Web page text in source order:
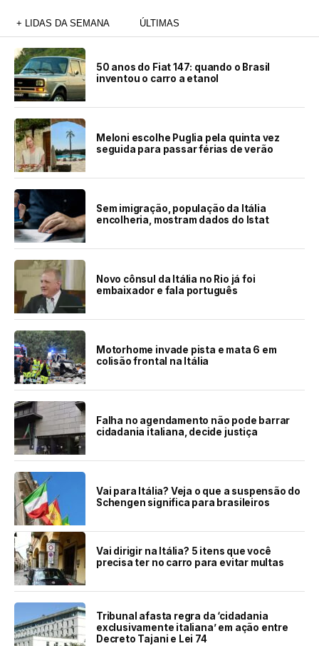
+ LIDAS DA SEMANA ÚLTIMAS
50 anos do Fiat 147: quando o Brasil
inventou o carro a etanol
Meloni escolhe Puglia pela quinta vez
seguida para passar férias de verão
Sem imigração, população da Itália
encolheria, mostram dados do Istat
Novo cônsul da Itália no Rio já foi
embaixador e fala português
Motorhome invade pista e mata 6 em
colisão frontal na Itália
Falha no agendamento não pode barrar
cidadania italiana, decide justiça
Vai para Itália? Veja o que a suspensão do
Schengen significa para brasileiros
Vai dirigir na Itália? 5 itens que você
precisa ter no carro para evitar multas
Tribunal afasta regra da ‘cidadania
exclusivamente italiana’ em ação entre
Decreto Tajani e Lei 74